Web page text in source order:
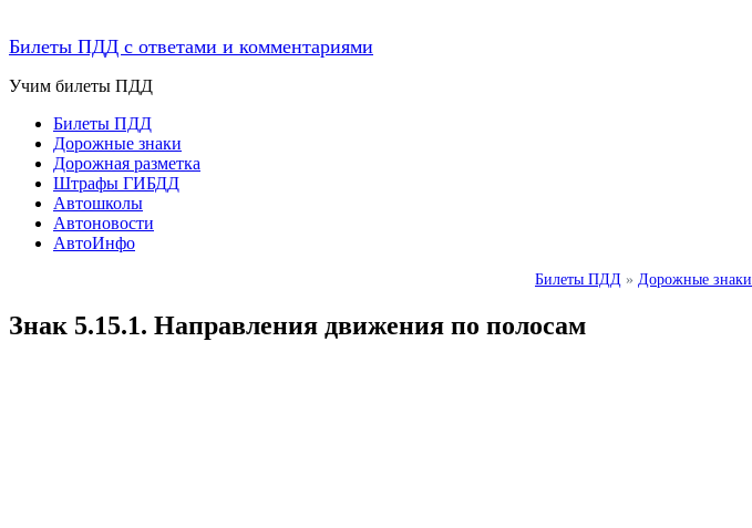
Билеты ПДД с ответами и комментариями
Учим билеты ПДД
Билеты ПДД
Дорожные знаки
Дорожная разметка
Штрафы ГИБДД
Автошколы
Автоновости
АвтоИнфо
Билеты ПДД » Дорожные знаки
Знак 5.15.1. Направления движения по полосам